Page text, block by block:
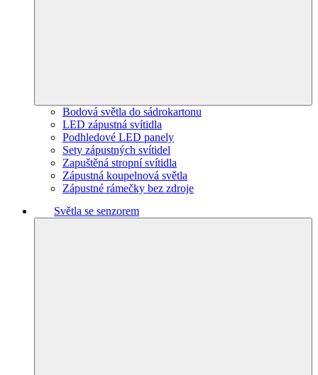
Bodová světla do sádrokartonu
LED zápustná svítidla
Podhledové LED panely
Sety zápustných svítidel
Zapuštěná stropní svítidla
Zápustná koupelnová světla
Zápustné rámečky bez zdroje
Světla se senzorem